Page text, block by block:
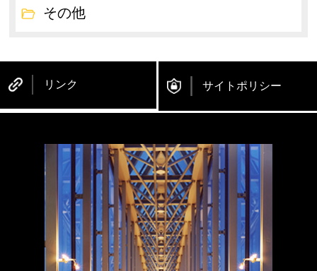
その他
リンク サイトポリシー